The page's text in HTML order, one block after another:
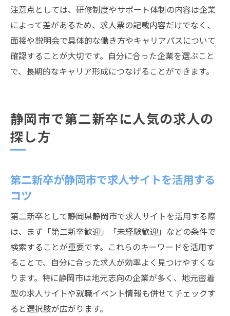
注意点としては、研修制度やサポート体制の内容は企業
によって差があるため、求人票の記載内容だけでなく、
面接や説明会で具体的な働き方やキャリアパスについて
確認することが大切です。自分に合った企業を選ぶこと
で、長期的なキャリア形成につなげることができます。
静岡市で第二新卒に人気の求人の
探し方
第二新卒が静岡市で求人サイトを活用する
コツ
第二新卒として静岡県静岡市で求人サイトを活用する際
は、まず「第二新卒歓迎」「未経験歓迎」などの条件で
検索することが重要です。これらのキーワードを活用す
ることで、自分に合った求人が効率よく見つけやすくな
ります。特に静岡市は地元志向の企業が多く、地元密着
型の求人サイトや就職イベント情報も併せてチェックす
ると選択肢が広がります。